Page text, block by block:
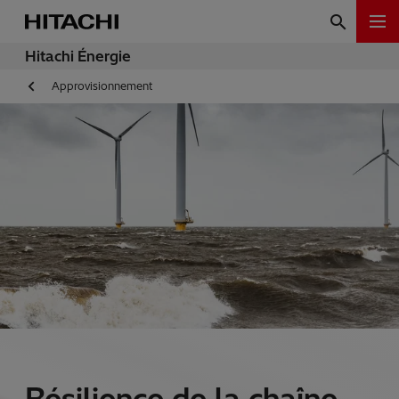
Hitachi Énergie
Approvisionnement